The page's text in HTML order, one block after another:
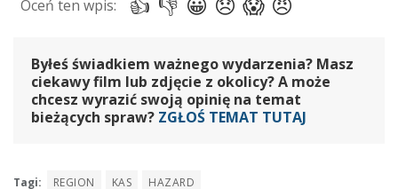
Byłeś świadkiem ważnego wydarzenia? Masz
ciekawy film lub zdjęcie z okolicy? A może
chcesz wyrazić swoją opinię na temat
bieżących spraw? ZGŁOŚ TEMAT TUTAJ
Tagi: REGION KAS HAZARD